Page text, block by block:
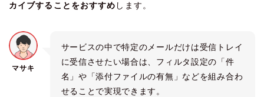
カイブすることをおすすめ します。
マサキ
サービスの中で特定のメールだけは受信トレイ
に受信させたい場合は、フィルタ設定の「件
名」や「添付ファイルの有無」などを組み合わ
せることで実現できます。